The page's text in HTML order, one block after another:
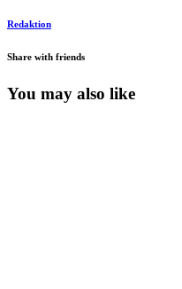
Redaktion
Share with friends
You may also like